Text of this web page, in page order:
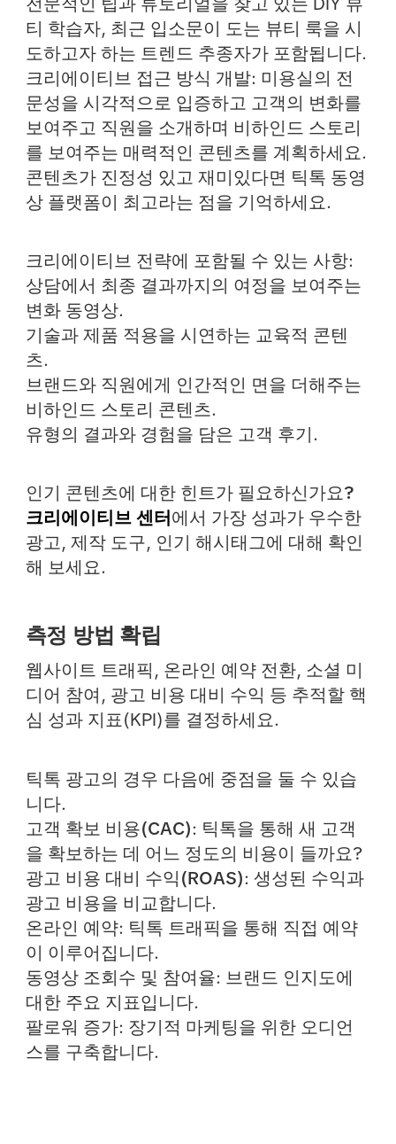
티 학습자, 최근 입소문이 도는 뷰티 룩을 시
도하고자 하는 트렌드 추종자가 포함됩니다.
크리에이티브 접근 방식 개발: 미용실의 전
문성을 시각적으로 입증하고 고객의 변화를
보여주고 직원을 소개하며 비하인드 스토리
를 보여주는 매력적인 콘텐츠를 계획하세요.
콘텐츠가 진정성 있고 재미있다면 틱톡 동영
상 플랫폼이 최고라는 점을 기억하세요.
크리에이티브 전략에 포함될 수 있는 사항:
상담에서 최종 결과까지의 여정을 보여주는
변화 동영상.
기술과 제품 적용을 시연하는 교육적 콘텐
츠.
브랜드와 직원에게 인간적인 면을 더해주는
비하인드 스토리 콘텐츠.
유형의 결과와 경험을 담은 고객 후기 .
인기 콘텐츠에 대한 힌트가 필요하신가요?
크리에이티브 센터 에서 가장 성과가 우수한
광고, 제작 도구, 인기 해시태그에 대해 확인
해 보세요.
측정 방법 확립
웹사이트 트래픽, 온라인 예약 전환, 소셜 미
디어 참여, 광고 비용 대비 수익 등 추적할 핵
심 성과 지표(KPI)를 결정하세요.
틱톡 광고의 경우 다음에 중점을 둘 수 있습
니다.
고객 확보 비용(CAC): 틱톡을 통해 새 고객
을 확보하는 데 어느 정도의 비용이 들까요?
광고 비용 대비 수익(ROAS): 생성된 수익과
광고 비용을 비교합니다.
온라인 예약: 틱톡 트래픽을 통해 직접 예약
이 이루어집니다.
동영상 조회수 및 참여율: 브랜드 인지도에
대한 주요 지표입니다.
팔로워 증가: 장기적 마케팅을 위한 오디언
스를 구축합니다.